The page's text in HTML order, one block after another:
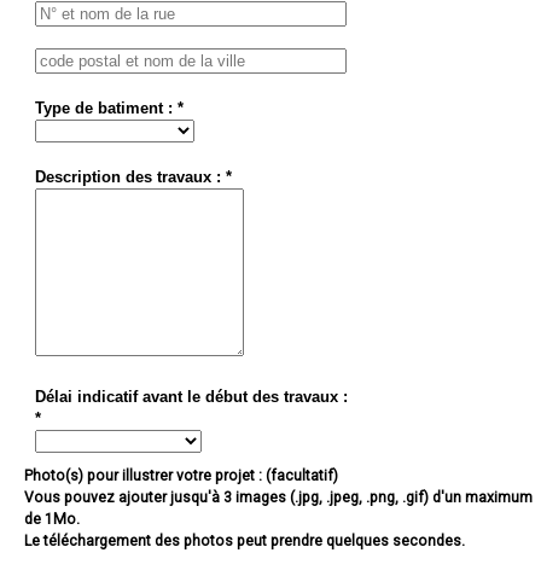
Type de batiment : *
Description des travaux : *
Délai indicatif avant le début des travaux :
*
Photo(s) pour illustrer votre projet : (facultatif)
Vous pouvez ajouter jusqu'à 3 images (.jpg, .jpeg, .png, .gif) d'un maximum
de 1Mo.
Le téléchargement des photos peut prendre quelques secondes.